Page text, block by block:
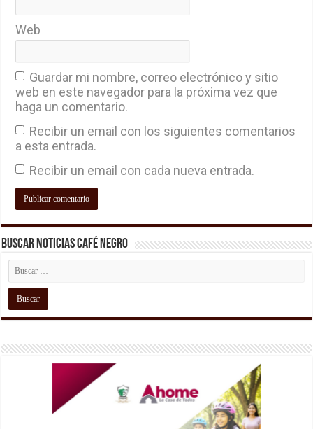
Web
Guardar mi nombre, correo electrónico y sitio
web en este navegador para la próxima vez que
haga un comentario.
Recibir un email con los siguientes comentarios
a esta entrada.
Recibir un email con cada nueva entrada.
Buscar Noticias Café Negro